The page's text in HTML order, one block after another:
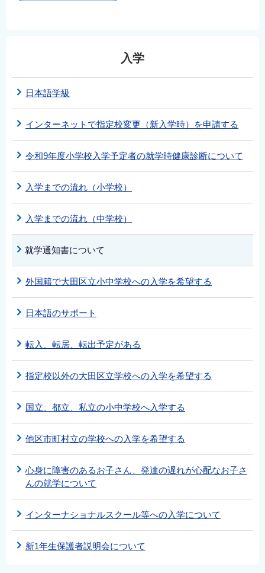
入学
日本語学級
インターネットで指定校変更（新入学時）を申請する
令和9年度小学校入学予定者の就学時健康診断について
入学までの流れ（小学校）
入学までの流れ（中学校）
就学通知書について
外国籍で大田区立小中学校への入学を希望する
日本語のサポート
転入、転居、転出予定がある
指定校以外の大田区立学校への入学を希望する
国立、都立、私立の小中学校へ入学する
他区市町村立の学校への入学を希望する
心身に障害のあるお子さん、発達の遅れが心配なお子さ
んの就学について
インターナショナルスクール等への入学について
新1年生保護者説明会について